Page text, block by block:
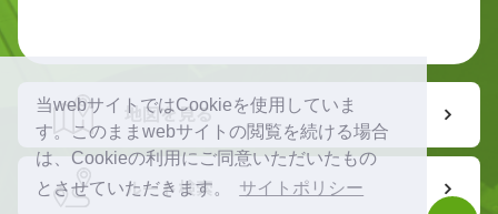
当webサイトではCookieを使用していま
す。このままwebサイトの閲覧を続ける場合
は、Cookieの利用にご同意いただいたもの
とさせていただきます。
サイトポリシー
地図を見る
ルート検索